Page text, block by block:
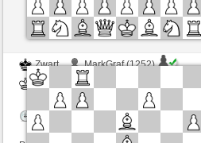
Zwart
MarkGraf (1252)
Wit
JeLopes (1329)
Speelduur: 5 minutes/side + 8